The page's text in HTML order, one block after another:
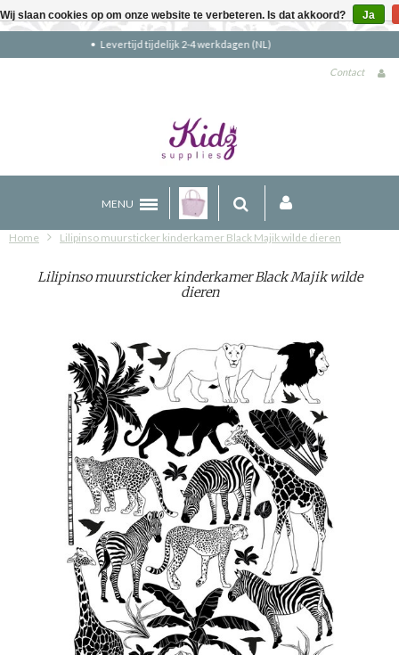
Gratis verzending boven €90 (NL)
Contact
MENU
Home Lilipinso muursticker kinderkamer Black Majik wilde dieren
Lilipinso muursticker kinderkamer Black Majik wilde
dieren
Wij slaan cookies op om onze website te verbeteren. Is dat akkoord? Ja